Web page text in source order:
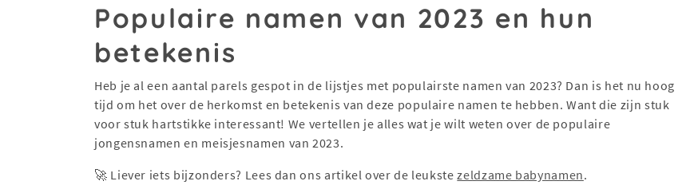
Populaire namen van 2023 en hun
betekenis
Heb je al een aantal parels gespot in de lijstjes met populairste namen van 2023? Dan is het nu hoog
tijd om het over de herkomst en betekenis van deze populaire namen te hebben. Want die zijn stuk
voor stuk hartstikke interessant! We vertellen je alles wat je wilt weten over de populaire
jongensnamen en meisjesnamen van 2023.
🚀 Liever iets bijzonders? Lees dan ons artikel over de leukstezeldzame babynamen.